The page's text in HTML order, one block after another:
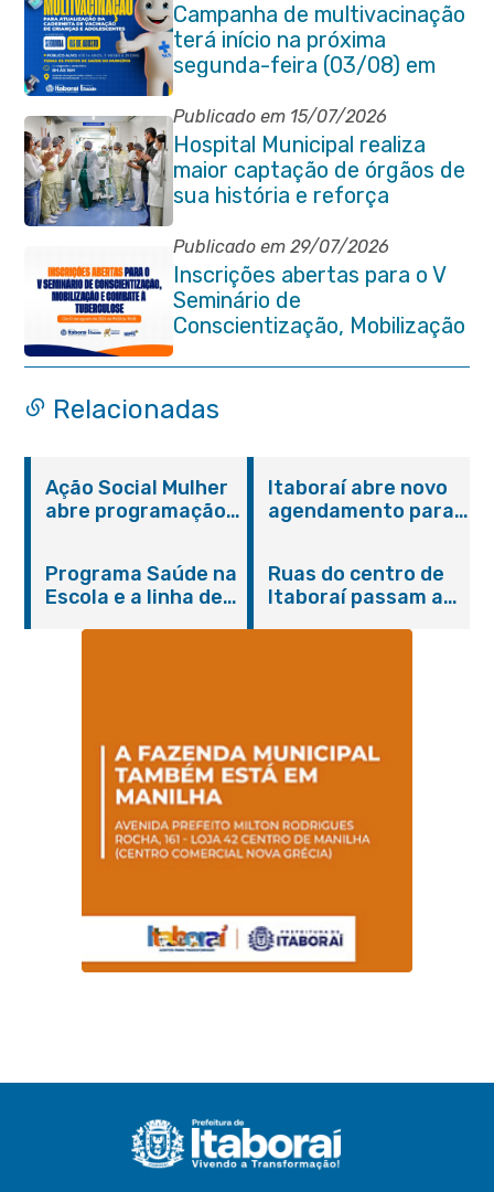
Campanha de multivacinação
terá início na próxima
segunda-feira (03/08) em
Itaboraí
Publicado em 15/07/2026
Hospital Municipal realiza
maior captação de órgãos de
sua história e reforça
compromisso com a vida
Publicado em 29/07/2026
Inscrições abertas para o V
Seminário de
Conscientização, Mobilização
e Combate à Tuberculose em
Itaboraí
Relacionadas
Ação Social Mulher
abre programação
serviços gratuitos e
orientações
Itaboraí abre novo
agendamento para
Programa Saúde na
Escola e a linha de
Magalhães Seabra
Ruas do centro de
Itaboraí passam a